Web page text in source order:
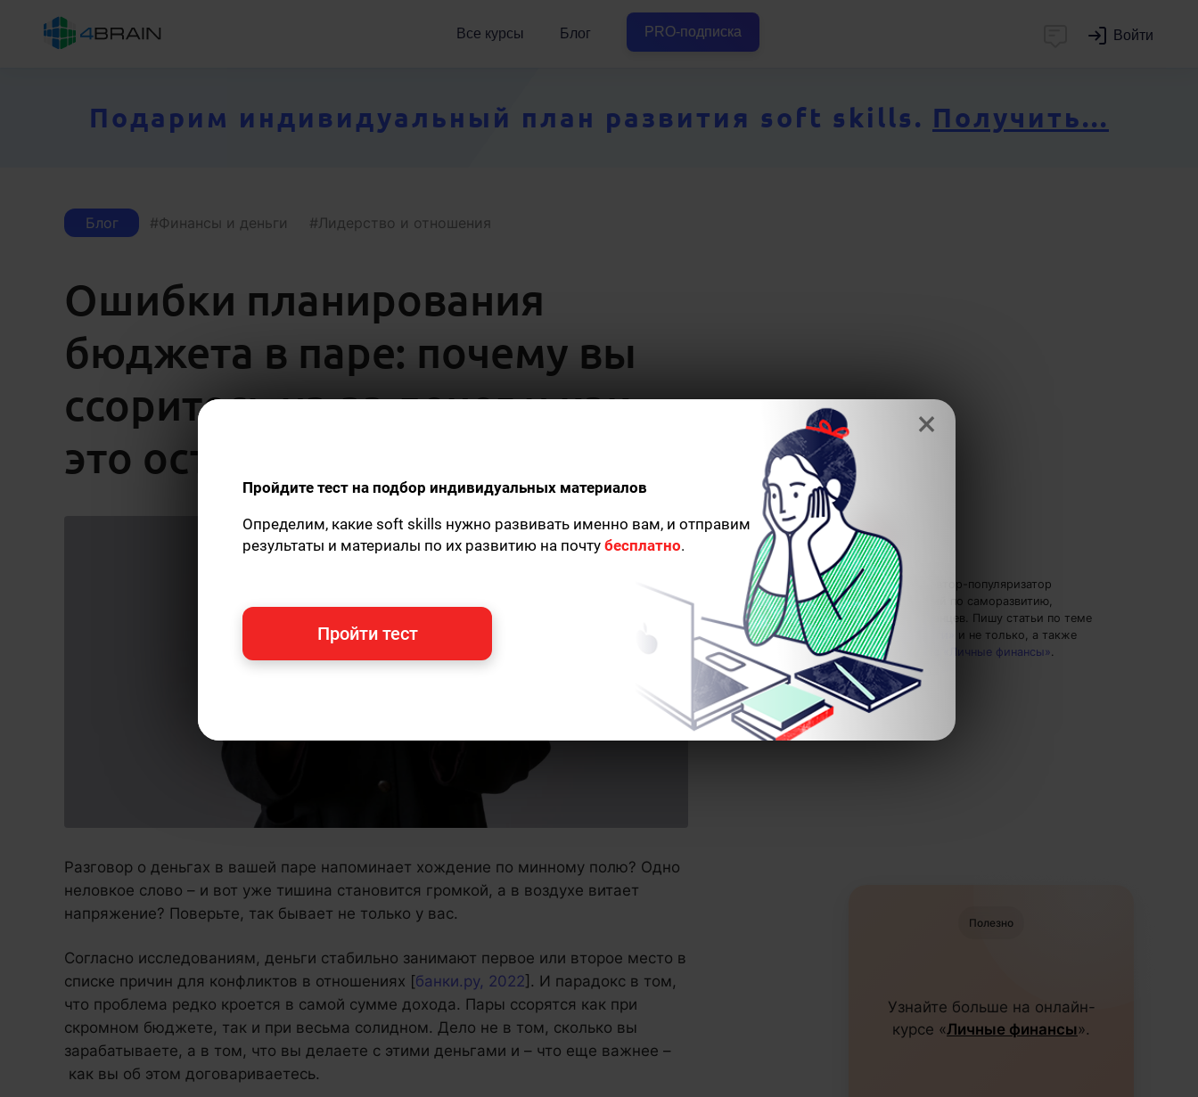
Все курсы Блог PRO-подписка Войти
Подарим индивидуальный план развития soft skills. Получить...
Блог Финансы и деньги Лидерство и отношения
Ошибки планирования
бюджета в паре: почему вы
ссоритесь из-за денег и как
это остановить
Елена Ланта
— автор-популяризатор
экспертных знаний по саморазвитию,
преподаватель танцев. Пишу статьи по теме
«Финансы и деньги»
и не только, а также
рекомендую курс
«Личные финансы».
Разговор о деньгах в вашей паре напоминает хождение по минному полю? Одно
неловкое слово – и вот уже тишина становится громкой, а в воздухе витает
напряжение? Поверьте, так бывает не только у вас.
Согласно исследованиям, деньги стабильно занимают первое или второе место в
списке причин для конфликтов в отношениях [банки.ру, 2022 ]. И парадокс в том,
что проблема редко кроется в самой сумме дохода. Пары ссорятся как при
скромном бюджете, так и при весьма солидном. Дело не в том, сколько вы
зарабатываете, а в том, что вы делаете с этими деньгами и – что еще важнее –
как вы об этом договариваетесь.
Полезно
Узнайте больше на онлайн-
курсе «Личные финансы».
×
Пройдите тест на подбор индивидуальных материалов
Определим, какие soft skills нужно развивать именно вам, и отправим
результаты и материалы по их развитию на почту бесплатно.
Пройти тест